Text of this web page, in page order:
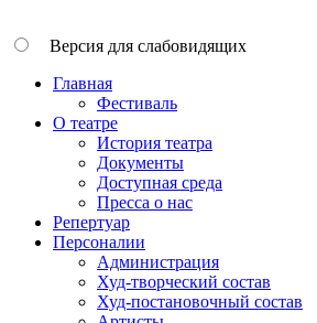
Версия для слабовидящих
Главная
Фестиваль
О театре
История театра
Документы
Доступная среда
Пресса о нас
Репертуар
Персоналии
Администрация
Худ-творческий состав
Худ-постановочный состав